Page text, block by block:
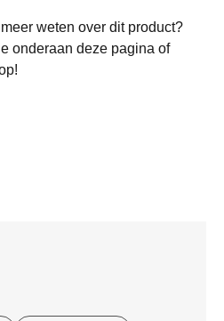
weten over dit product?
onderaan deze pagina of